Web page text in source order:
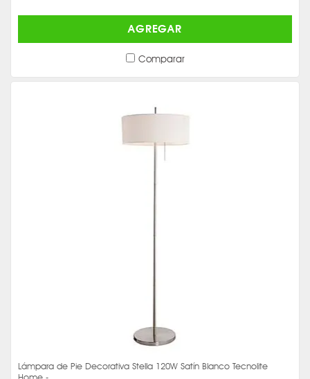
AGREGAR
Comparar
Lámpara de Pie Decorativa Stella 120W Satín Blanco Tecnolite